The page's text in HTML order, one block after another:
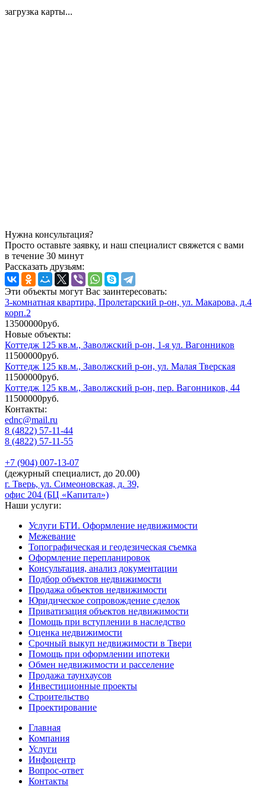
загрузка карты...
Нужна консультация?
Просто оставьте заявку, и наш специалист свяжется с вами
в течение 30 минут
Рассказать друзьям:
Эти объекты могут Вас заинтересовать:
3-комнатная квартира, Пролетарский р-он, ул. Макарова, д.4
корп.2
13500000руб.
Новые объекты:
Коттедж 125 кв.м., Заволжский р-он, 1-я ул. Вагонников
11500000руб.
Коттедж 125 кв.м., Заволжский р-он, ул. Малая Тверская
11500000руб.
Коттедж 125 кв.м., Заволжский р-он, пер. Вагонников, 44
11500000руб.
Контакты:
ednc@mail.ru
8 (4822) 57-11-44
8 (4822) 57-11-55
+7 (904) 007-13-07
(дежурный специалист, до 20.00)
г. Тверь, ул. Симеоновская, д. 39,
офис 204 (БЦ «Капитал»)
Наши услуги:
Услуги БТИ. Оформление недвижимости
Межевание
Топографическая и геодезическая съемка
Оформление перепланировок
Консультация, анализ документации
Подбор объектов недвижимости
Продажа объектов недвижимости
Юридическое сопровождение сделок
Приватизация объектов недвижимости
Помощь при вступлении в наследство
Оценка недвижимости
Срочный выкуп недвижимости в Твери
Помощь при оформлении ипотеки
Обмен недвижимости и расселение
Продажа таунхаусов
Инвестиционные проекты
Строительство
Проектирование
Главная
Компания
Услуги
Инфоцентр
Вопрос-ответ
Контакты